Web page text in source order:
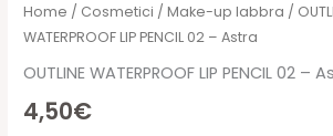
Home / Cosmetici /Make-up labbra /
WATERPROOF LIP PENCIL 02 – Astra
OUTLINE WATERPROOF LIP PENCIL 02 –
4,50€